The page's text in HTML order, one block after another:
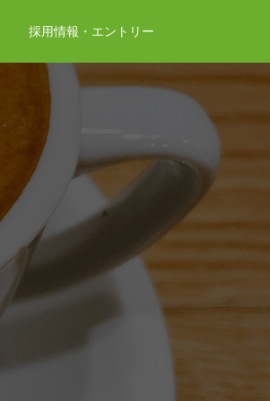
採用情報・エントリー